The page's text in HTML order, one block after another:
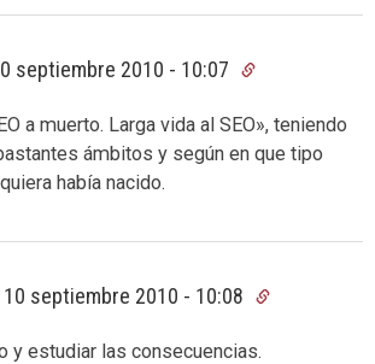
septiembre 2010 - 10:07
a muerto. Larga vida al SEO», teniendo
ámbitos y según en que tipo
había nacido.
10 septiembre 2010 - 10:08
y estudiar las consecuencias.